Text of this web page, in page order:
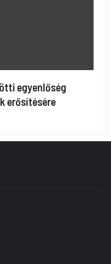
egyenlőség
erősítésére